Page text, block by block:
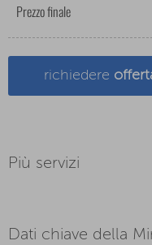
Prezzo finale
richiedere
Più servizi
Dati chiave della